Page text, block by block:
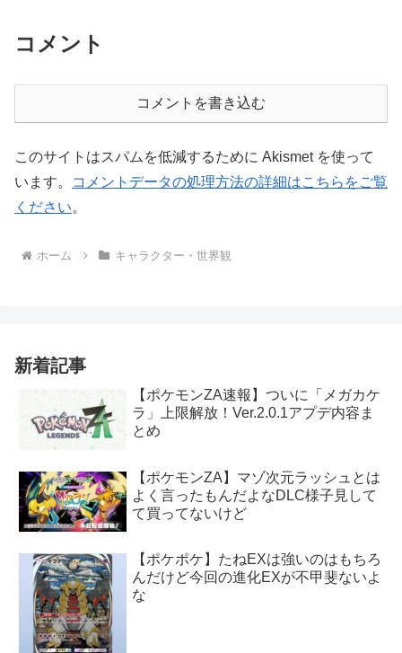
コメント
コメントを書き込む
このサイトはスパムを低減するために Akismet を使って
います。
コメントデータの処理方法の詳細はこちらをご覧
ください。
ホーム キャラクター・世界観
新着記事
【ポケモンZA速報】ついに「メガカケ
ラ」上限解放！Ver.2.0.1アプデ内容ま
とめ
【ポケモンZA】マゾ次元ラッシュとは
よく言ったもんだよなDLC様子見して
て買ってないけど
【ポケポケ】たねEXは強いのはもちろ
んだけど今回の進化EXが不甲斐ないよ
な